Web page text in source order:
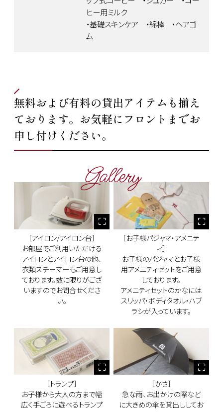
ヒー用ミルク
・基礎スキンケア ・綿棒 ・ヘアゴ
ム
無料および有料の貸出アイテムも揃え
ております。お気軽にフロントまでお
申し付けください。
Gallery
［アイロン/アイロン台］
お部屋でご利用いただける
アイロンとアイロン台の他、
衣類スチーマーもご用意し
ております。数に限りがござ
いますのでお問合せくださ
い。
［お子様パジャマ・アメニテ
ィ］
お子様のパジャマとお子様
用アメニティセットをご用意
しております。
アメニティセットのかなには
スリッパ・ボディタオル・ハブ
ラシが入っています。
［トランプ］
お子様から大人の方まで幅
広く手ごろに遊べるトランプ
［かさ］
急な雨、お出かけの際など
に大きめの傘を貸出ししてお